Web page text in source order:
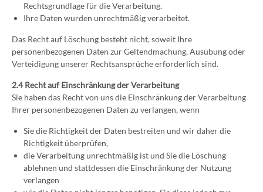
Rechtsgrundlage für die Verarbeitung.
Ihre Daten wurden unrechtmäßig verarbeitet.
Das Recht auf Löschung besteht nicht, soweit Ihre
personenbezogenen Daten zur Geltendmachung, Ausübung oder
Verteidigung unserer Rechtsansprüche erforderlich sind.
2.4 Recht auf Einschränkung der Verarbeitung
Sie haben das Recht von uns die Einschränkung der Verarbeitung
Ihrer personenbezogenen Daten zu verlangen, wenn
Sie die Richtigkeit der Daten bestreiten und wir daher die
Richtigkeit überprüfen,
die Verarbeitung unrechtmäßig ist und Sie die Löschung
ablehnen und stattdessen die Einschränkung der Nutzung
verlangen